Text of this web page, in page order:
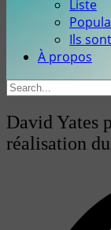
Liste
Ils
À propos
David Yates
réalisation